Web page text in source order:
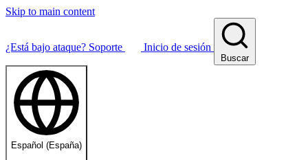
Skip to main content
¿Está bajo ataque? Soporte Inicio de sesión
Buscar
Español (España)